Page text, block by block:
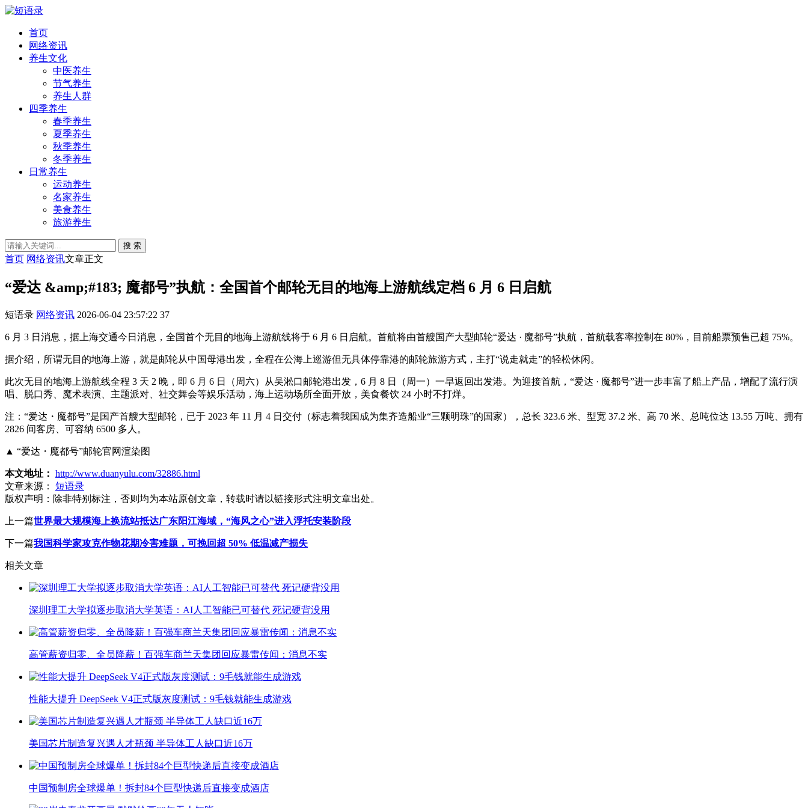
首页
网络资讯
养生文化
中医养生
节气养生
养生人群
四季养生
春季养生
夏季养生
秋季养生
冬季养生
日常养生
运动养生
名家养生
美食养生
旅游养生
搜 索
首页 网络资讯文章正文
“爱达 &amp;#183; 魔都号”执航：全国首个邮轮无目的地海上游航线定档 6 月 6 日启航
短语录 网络资讯 2026-06-04 23:57:22 37
6 月 3 日消息，据上海交通今日消息，全国首个无目的地海上游航线将于 6 月 6 日启航。首航将由首艘国产大型邮轮“爱达 · 魔都号”执航，首航载客率控制在 80%，目前船票预售已超 75%。
据介绍，所谓无目的地海上游，就是邮轮从中国母港出发，全程在公海上巡游但无具体停靠港的邮轮旅游方式，主打“说走就走”的轻松休闲。
此次无目的地海上游航线全程 3 天 2 晚，即 6 月 6 日（周六）从吴淞口邮轮港出发，6 月 8 日（周一）一早返回出发港。为迎接首航，“爱达 · 魔都号”进一步丰富了船上产品，增配了流行演
唱、脱口秀、魔术表演、主题派对、社交舞会等娱乐活动，海上运动场所全面开放，美食餐饮 24 小时不打烊。
注：“爱达・魔都号”是国产首艘大型邮轮，已于 2023 年 11 月 4 日交付（标志着我国成为集齐造船业“三颗明珠”的国家），总长 323.6 米、型宽 37.2 米、高 70 米、总吨位达 13.55 万吨、拥有
2826 间客房、可容纳 6500 多人。
▲ “爱达・魔都号”邮轮官网渲染图
本文地址： http://www.duanyulu.com/32886.html
文章来源：
短语录
版权声明： 除非特别标注，否则均为本站原创文章，转载时请以链接形式注明文章出处。
上一篇世界最大规模海上换流站抵达广东阳江海域，“海风之心”进入浮托安装阶段
下一篇我国科学家攻克作物花期冷害难题，可挽回超 50% 低温减产损失
相关文章
深圳理工大学拟逐步取消大学英语：AI人工智能已可替代 死记硬背没用
高管薪资归零、全员降薪！百强车商兰天集团回应暴雷传闻：消息不实
性能大提升 DeepSeek V4正式版灰度测试：9毛钱就能生成游戏
美国芯片制造复兴遇人才瓶颈 半导体工人缺口近16万
中国预制房全球爆单！拆封84个巨型快递后直接变成酒店